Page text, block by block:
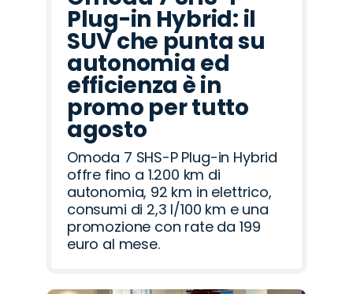
Plug-in Hybrid: il
SUV che punta su
autonomia ed
efficienza è in
promo per tutto
agosto
Omoda 7 SHS-P Plug-in Hybrid
offre fino a 1.200 km di
autonomia, 92 km in elettrico,
consumi di 2,3 l/100 km e una
promozione con rate da 199
euro al mese.